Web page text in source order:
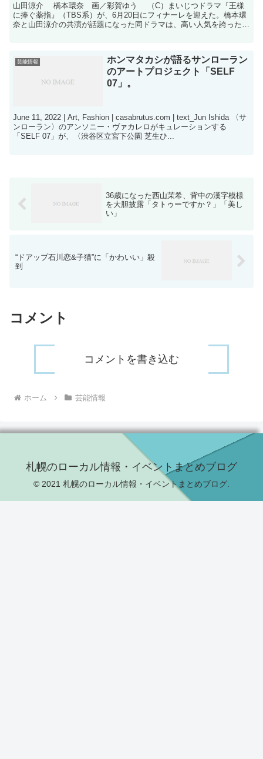
山田涼介 橋本環奈 画／彩賀ゆう （C）まいじつドラマ『王様
に捧ぐ薬指』（TBS系）が、6月20日にフィナーレを迎えた。橋本環
奈と山田涼介の共演が話題になった同ドラマは、高い人気を誇った
芸能情報
ホンマタカシが語るサンローラン
のアートプロジェクト「SELF
07」。
June 11, 2022 | Art, Fashion | casabrutus.com | text_Jun Ishida 〈サ
ンローラン〉のアンソニー・ヴァカレロがキュレーションする
「SELF 07」が、〈渋谷区立宮下公園 芝生ひ...
36歳になった西山茉希、背中の漢字模様
を大胆披露「タトゥーですか？」「美し
い」
“ドアップ石川恋&子猫”に「かわいい」殺
到
コメント
コメントを書き込む
ホーム 芸能情報
札幌のローカル情報・イベントまとめブログ
© 2021 札幌のローカル情報・イベントまとめブログ.